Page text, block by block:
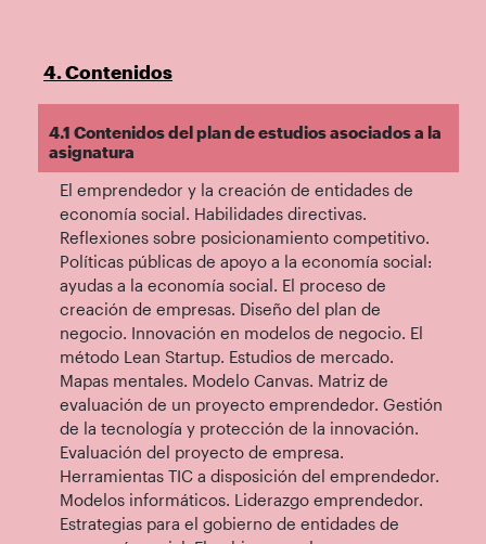
4. Contenidos
4.1 Contenidos del plan de estudios asociados a la
asignatura
El emprendedor y la creación de entidades de
economía social. Habilidades directivas.
Reflexiones sobre posicionamiento competitivo.
Políticas públicas de apoyo a la economía social:
ayudas a la economía social. El proceso de
creación de empresas. Diseño del plan de
negocio. Innovación en modelos de negocio. El
método Lean Startup. Estudios de mercado.
Mapas mentales. Modelo Canvas. Matriz de
evaluación de un proyecto emprendedor. Gestión
de la tecnología y protección de la innovación.
Evaluación del proyecto de empresa.
Herramientas TIC a disposición del emprendedor.
Modelos informáticos. Liderazgo emprendedor.
Estrategias para el gobierno de entidades de